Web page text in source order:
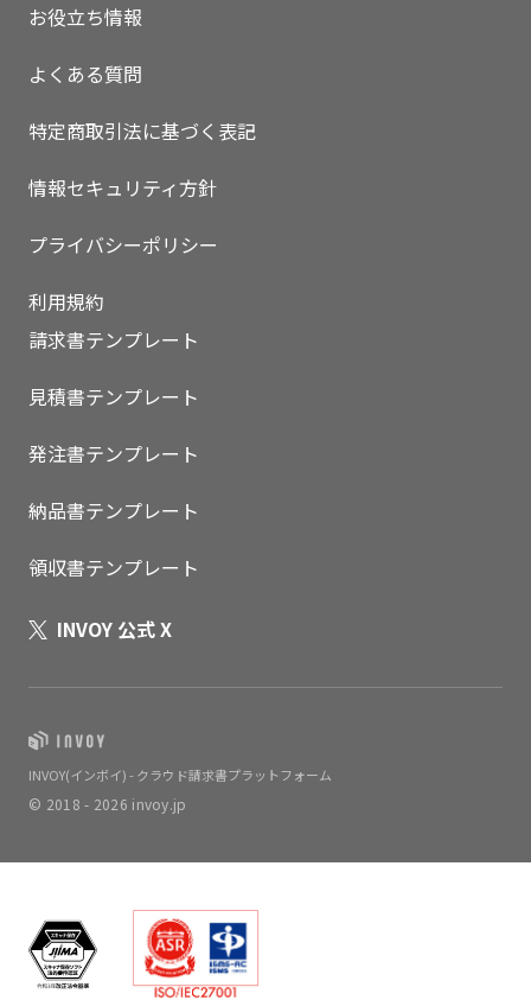
いますぐ無料登録
お役立ち情報
よくある質問
特定商取引法に基づく表記
情報セキュリティ方針
プライバシーポリシー
利用規約
請求書テンプレート
見積書テンプレート
発注書テンプレート
納品書テンプレート
領収書テンプレート
INVOY 公式 X
INVOY(インボイ) - クラウド請求書プラットフォーム
© 2018 - 2026 invoy.jp